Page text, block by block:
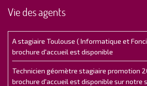
Vie des agents
A stagiaire Toulouse ( Informatique et
brochure d'accueil est disponible
Technicien géomètre stagiaire promotion
brochure d'accueil est disponible sur notre